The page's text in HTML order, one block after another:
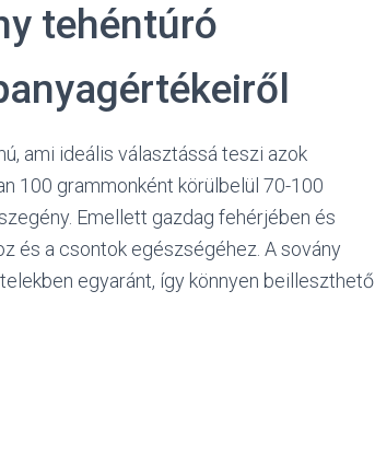
tehéntúró
ami ideális választássá teszi azok
100 grammonként körülbelül 70-100
Emellett gazdag fehérjében és
és a csontok egészségéhez. A sovány
egyaránt, így könnyen beilleszthető